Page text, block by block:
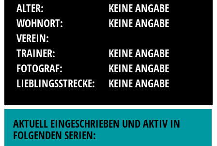
ALTER:
KEINE ANGABE
WOHNORT:
KEINE ANGABE
VEREIN:
TRAINER:
KEINE ANGABE
FOTOGRAF:
KEINE ANGABE
LIEBLINGSSTRECKE:
KEINE ANGABE
AKTUELL EINGESCHRIEBEN UND AKTIV IN
FOLGENDEN SERIEN: